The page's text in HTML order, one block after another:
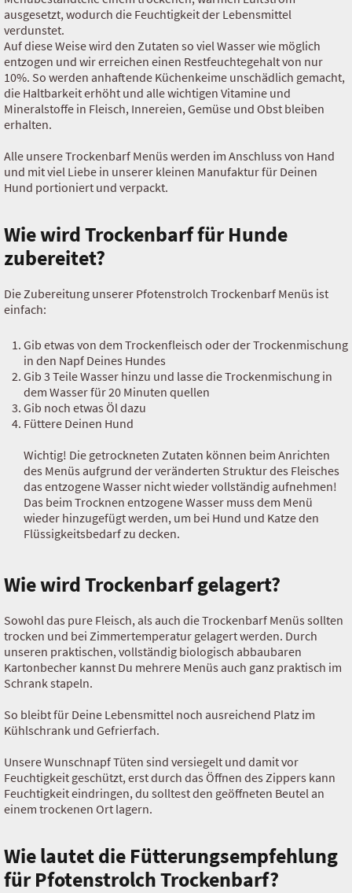
ausgesetzt, wodurch die Feuchtigkeit der Lebensmittel
verdunstet.
Auf diese Weise wird den Zutaten so viel Wasser wie möglich
entzogen und wir erreichen einen Restfeuchtegehalt von nur
10%. So werden anhaftende Küchenkeime unschädlich gemacht,
die Haltbarkeit erhöht und alle wichtigen Vitamine und
Mineralstoffe in Fleisch, Innereien, Gemüse und Obst bleiben
erhalten.
Alle unsere Trockenbarf Menüs werden im Anschluss von Hand
und mit viel Liebe in unserer kleinen Manufaktur für Deinen
Hund portioniert und verpackt.
Wie wird Trockenbarf für Hunde
zubereitet?
Die Zubereitung unserer Pfotenstrolch Trockenbarf Menüs ist
einfach:
Gib etwas von dem Trockenfleisch oder der Trockenmischung
in den Napf Deines Hundes
Gib 3 Teile Wasser hinzu und lasse die Trockenmischung in
dem Wasser für 20 Minuten quellen
Gib noch etwas Öl dazu
Füttere Deinen Hund
Wichtig! Die getrockneten Zutaten können beim Anrichten
des Menüs aufgrund der veränderten Struktur des Fleisches
das entzogene Wasser nicht wieder vollständig aufnehmen!
Das beim Trocknen entzogene Wasser muss dem Menü
wieder hinzugefügt werden, um bei Hund und Katze den
Flüssigkeitsbedarf zu decken.
Wie wird Trockenbarf gelagert?
Sowohl das pure Fleisch, als auch die Trockenbarf Menüs sollten
trocken und bei Zimmertemperatur gelagert werden. Durch
unseren praktischen, vollständig biologisch abbaubaren
Kartonbecher kannst Du mehrere Menüs auch ganz praktisch im
Schrank stapeln.
So bleibt für Deine Lebensmittel noch ausreichend Platz im
Kühlschrank und Gefrierfach.
Unsere Wunschnapf Tüten sind versiegelt und damit vor
Feuchtigkeit geschützt, erst durch das Öffnen des Zippers kann
Feuchtigkeit eindringen, du solltest den geöffneten Beutel an
einem trockenen Ort lagern.
Wie lautet die Fütterungsempfehlung
für Pfotenstrolch Trockenbarf?